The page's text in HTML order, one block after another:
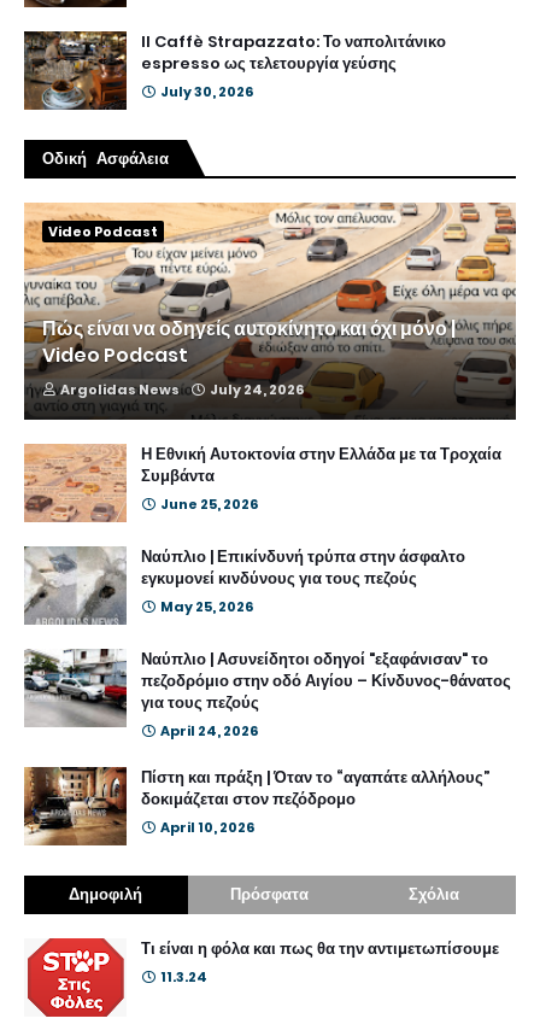
Il Caffè Strapazzato: Το ναπολιτάνικο
espresso ως τελετουργία γεύσης
July 30, 2026
Οδική Ασφάλεια
Video Podcast
Πώς είναι να οδηγείς αυτοκίνητο και όχι μόνο |
Video Podcast
Argolidas News July 24, 2026
Η Εθνική Αυτοκτονία στην Ελλάδα με τα Τροχαία
Συμβάντα
June 25, 2026
Ναύπλιο | Επικίνδυνή τρύπα στην άσφαλτο
εγκυμονεί κινδύνους για τους πεζούς
May 25, 2026
Ναύπλιο | Ασυνείδητοι οδηγοί "εξαφάνισαν" το
πεζοδρόμιο στην οδό Αιγίου – Κίνδυνος-θάνατος
για τους πεζούς
April 24, 2026
Πίστη και πράξη | Όταν το “αγαπάτε αλλήλους”
δοκιμάζεται στον πεζόδρομο
April 10, 2026
Δημοφιλή Πρόσφατα Σχόλια
Τι είναι η φόλα και πως θα την αντιμετωπίσουμε
11.3.24